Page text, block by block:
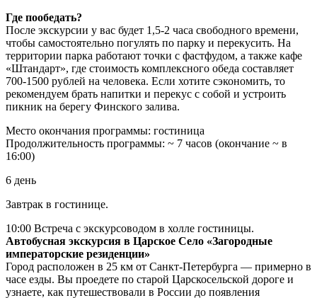
Где пообедать?
После экскурсии у вас будет 1,5-2 часа свободного времени,
чтобы самостоятельно погулять по парку и перекусить. На
территории парка работают точки с фастфудом, а также кафе
«Штандарт», где стоимость комплексного обеда составляет
700-1500 рублей на человека. Если хотите сэкономить, то
рекомендуем брать напитки и перекус с собой и устроить
пикник на берегу Финского залива.
Место окончания программы: гостиница
Продолжительность программы: ~ 7 часов (окончание ~ в
16:00)
6 день
Завтрак в гостинице.
10:00 Встреча с экскурсоводом в холле гостиницы.
Автобусная экскурсия в Царское Село «Загородные
императорские резиденции»
Город расположен в 25 км от Санкт-Петербурга — примерно в
часе езды. Вы проедете по старой Царскосельской дороге и
узнаете, как путешествовали в России до появления